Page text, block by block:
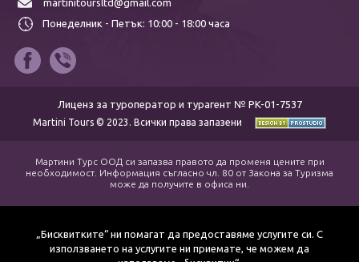
Понеделник - Петък: 10:00 - 18:00 часа
Лиценз за туроператор и турагент № PK-01-7537
Martini Tours © 2023. Всички права запазени
Мартини Турс ООД си запазва правото да променя цените при
необходимост. Информация съгласно чл. 80 от Закона за Туризма
може да получите в офиса ни.
„Бисквитките“ ни помагат да предоставяме услугите си. С
използването на услугите ни приемате, че можем да